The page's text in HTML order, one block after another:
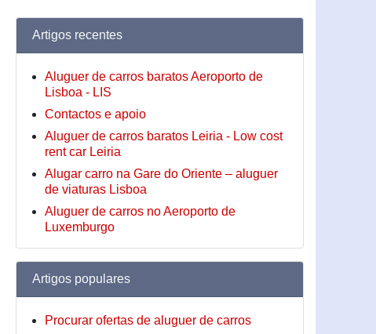
Artigos recentes
Aluguer de carros baratos Aeroporto de
Lisboa - LIS
Contactos e apoio
Aluguer de carros baratos Leiria - Low cost
rent car Leiria
Alugar carro na Gare do Oriente – aluguer
de viaturas Lisboa
Aluguer de carros no Aeroporto de
Luxemburgo
Artigos populares
Procurar ofertas de aluguer de carros